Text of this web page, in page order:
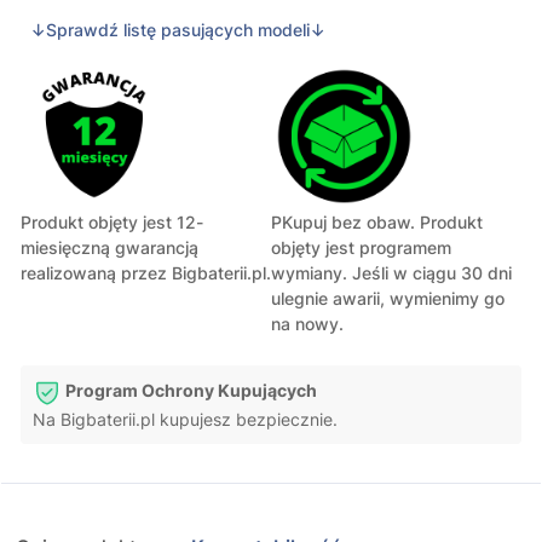
↓Sprawdź listę pasujących modeli↓
Produkt objęty jest 12-
miesięczną gwarancją
realizowaną przez Bigbaterii.pl.
PKupuj bez obaw. Produkt
objęty jest programem
wymiany. Jeśli w ciągu 30 dni
ulegnie awarii, wymienimy go
na nowy.
Program Ochrony Kupujących
Na Bigbaterii.pl kupujesz bezpiecznie.